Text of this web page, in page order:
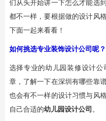
们从头开始讲一下怎么才能选
都不一样，要根据做的设计风
下面一起来看看！
如何挑选专业装饰设计公司呢？
选择专业的幼儿园装修设计
章，了解一下在深圳有哪些靠
也会有不一样的设计习惯与风
自己合适的幼儿园设计公司 。